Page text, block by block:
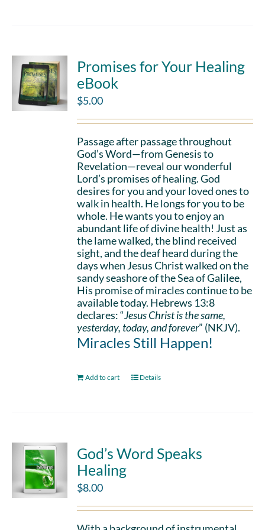
Promises for Your Healing
eBook
$5.00
Passage after passage throughout
God’s Word—from Genesis to
Revelation—reveal our wonderful
Lord’s promises of healing. God
desires for you and your loved ones to
walk in health. He longs for you to be
whole. He wants you to enjoy an
abundant life of divine health! Just as
the lame walked, the blind received
sight, and the deaf heard during the
days when Jesus Christ walked on the
sandy seashore of the Sea of Galilee,
His promise of miracles continue to be
available today. Hebrews 13:8
declares: “Jesus Christ is the same,
yesterday, today, and forever” (NKJV).
Miracles Still Happen!
Add to cart Details
God’s Word Speaks
Healing
$8.00